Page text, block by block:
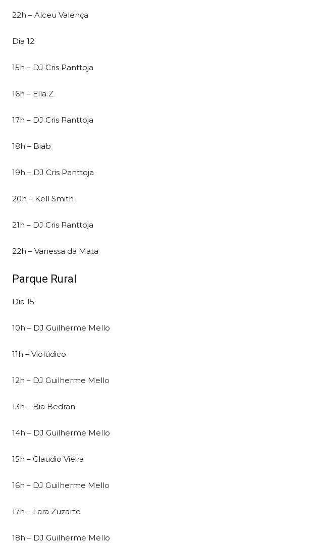
22h – Alceu Valença
Dia 12
15h – DJ Cris Panttoja
16h – Ella Z
17h – DJ Cris Panttoja
18h – Biab
19h – DJ Cris Panttoja
20h – Kell Smith
21h – DJ Cris Panttoja
22h – Vanessa da Mata
Parque Rural
Dia 15
10h – DJ Guilherme Mello
11h – Violúdico
12h – DJ Guilherme Mello
13h – Bia Bedran
14h – DJ Guilherme Mello
15h – Claudio Vieira
16h – DJ Guilherme Mello
17h – Lara Zuzarte
18h – DJ Guilherme Mello